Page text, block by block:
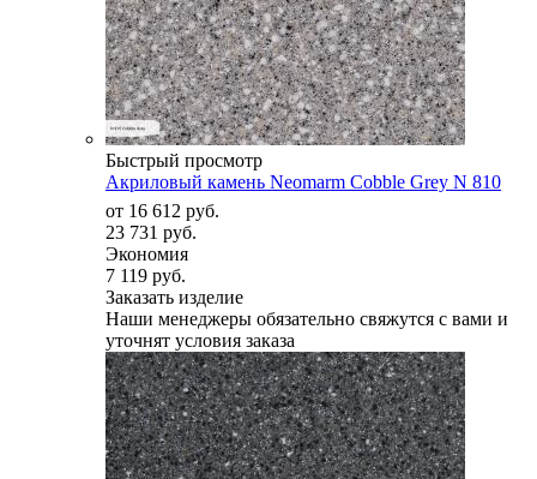
Быстрый просмотр
Акриловый камень Neomarm Cobble Grey N 810
от 16 612 руб.
23 731 руб.
Экономия
7 119 руб.
Заказать изделие
Наши менеджеры обязательно свяжутся с вами и
уточнят условия заказа